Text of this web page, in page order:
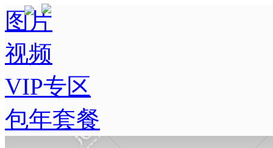
图片
视频
VIP专区
包年套餐